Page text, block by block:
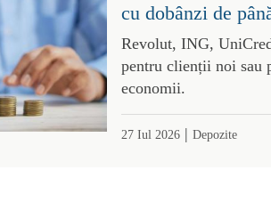
cu dobânzi de
Revolut, ING,
pentru clienții noi sau
economii.
27 Iul 2026| Depozite